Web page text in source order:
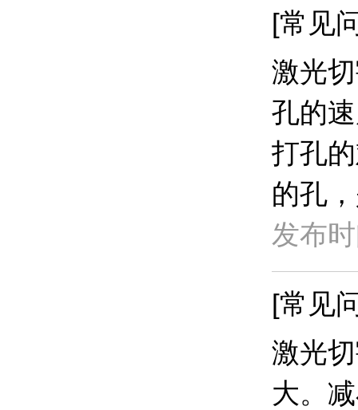
[常见
激光
孔的
打孔
的孔
发布
[常见
激光
大。